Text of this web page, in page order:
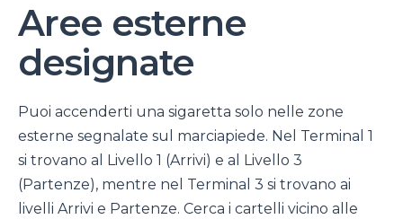
Aree esterne
designate
Puoi accenderti una sigaretta solo nelle zone
esterne segnalate sul marciapiede. Nel Terminal 1
si trovano al Livello 1 (Arrivi) e al Livello 3
(Partenze), mentre nel Terminal 3 si trovano ai
livelli Arrivi e Partenze. Cerca i cartelli vicino alle